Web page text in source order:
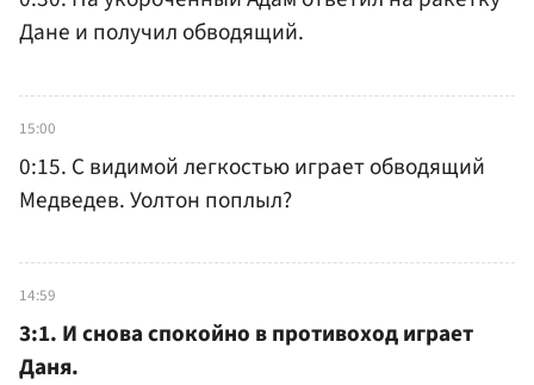
Дане и получил обводящий.
15:00
0:15. С видимой легкостью играет обводящий
Медведев. Уолтон поплыл?
14:59
3:1. И снова спокойно в противоход играет
Даня.